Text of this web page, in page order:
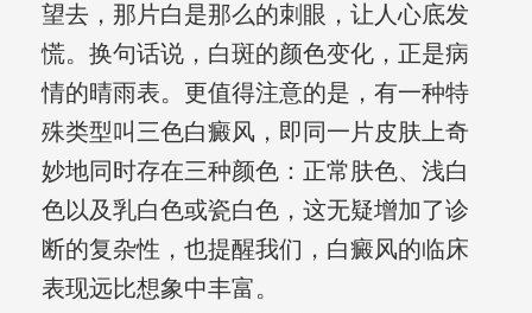
望去，那片白是那么的刺眼，让人心底发
慌。换句话说，白斑的颜色变化，正是病
情的晴雨表。更值得注意的是，有一种特
殊类型叫三色白癜风，即同一片皮肤上奇
妙地同时存在三种颜色：正常肤色、浅白
色以及乳白色或瓷白色，这无疑增加了诊
断的复杂性，也提醒我们，白癜风的临床
表现远比想象中丰富。